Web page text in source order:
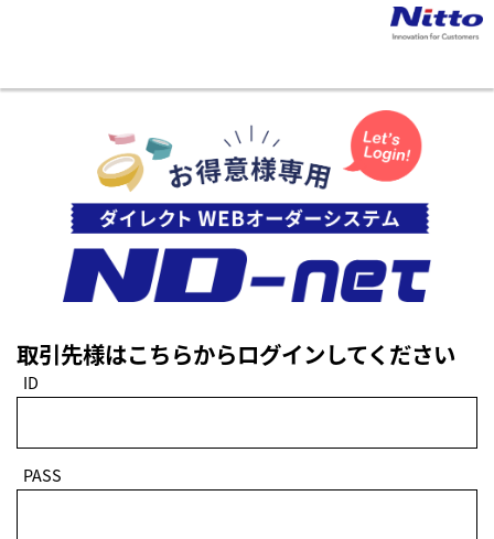
取引先様はこちらからログインしてください